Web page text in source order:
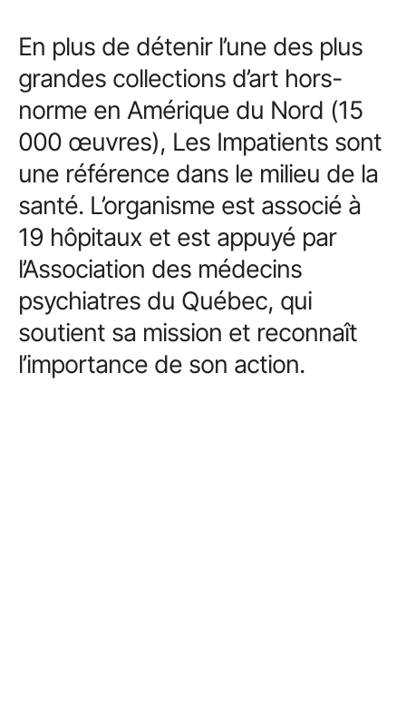
En plus de détenir l’une des plus
grandes collections d’art hors-
norme en Amérique du Nord (15
000 œuvres), Les Impatients sont
une référence dans le milieu de la
santé. L’organisme est associé à
19 hôpitaux et est appuyé par
l’Association des médecins
psychiatres du Québec, qui
soutient sa mission et reconnaît
l’importance de son action.